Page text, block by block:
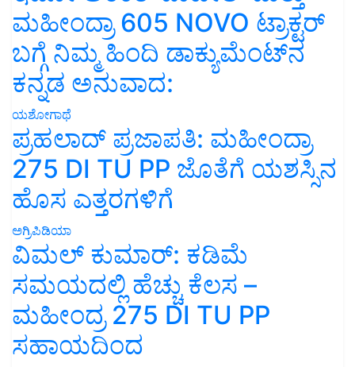
ಮಹೀಂದ್ರಾ 605 NOVO ಟ್ರಾಕ್ಟರ್
ಬಗ್ಗೆ ನಿಮ್ಮ ಹಿಂದಿ ಡಾಕ್ಯುಮೆಂಟ್‌ನ
ಕನ್ನಡ ಅನುವಾದ:
ಯಶೋಗಾಥೆ
ಪ್ರಹಲಾದ್ ಪ್ರಜಾಪತಿ: ಮಹೀಂದ್ರಾ
275 DI TU PP ಜೊತೆಗೆ ಯಶಸ್ಸಿನ
ಹೊಸ ಎತ್ತರಗಳಿಗೆ
ಅಗ್ರಿಪಿಡಿಯಾ
ವಿಮಲ್ ಕುಮಾರ್: ಕಡಿಮೆ
ಸಮಯದಲ್ಲಿ ಹೆಚ್ಚು ಕೆಲಸ –
ಮಹೀಂದ್ರ 275 DI TU PP
ಸಹಾಯದಿಂದ